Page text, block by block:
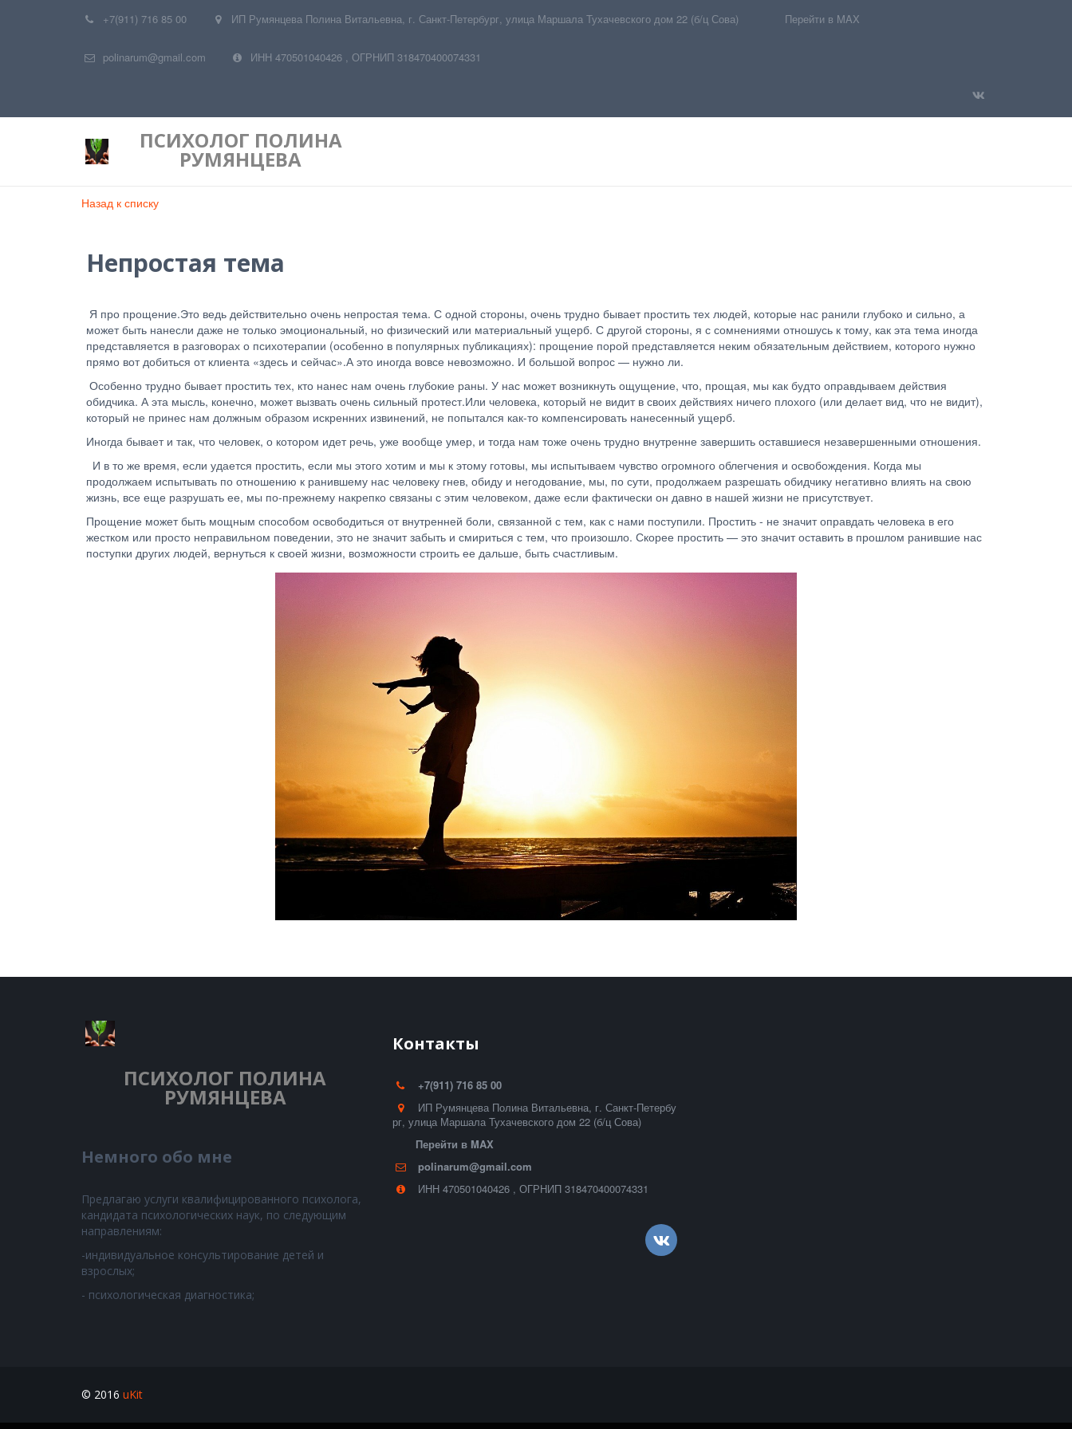
+7(911) 716 85 00 ИП Румянцева Полина Витальевна, г. Санкт-Петербург, улица Маршала Тухачевского дом 22 (б/ц Сова) Перейти в MAX
polinarum@gmail.com ИНН 470501040426 , ОГРНИП 318470400074331
ПСИХОЛОГ ПОЛИНА
РУМЯНЦЕВА
Назад к списку
Непростая тема
Я про прощение.Это ведь действительно очень непростая тема. С одной стороны, очень трудно бывает простить тех людей, которые нас ранили глубоко и сильно, а
может быть нанесли даже не только эмоциональный, но физический или материальный ущерб. С другой стороны, я с сомнениями отношусь к тому, как эта тема иногда
представляется в разговорах о психотерапии (особенно в популярных публикациях): прощение порой представляется неким обязательным действием, которого нужно
прямо вот добиться от клиента «здесь и сейчас».А это иногда вовсе невозможно. И большой вопрос — нужно ли.
Особенно трудно бывает простить тех, кто нанес нам очень глубокие раны. У нас может возникнуть ощущение, что, прощая, мы как будто оправдываем действия
обидчика. А эта мысль, конечно, может вызвать очень сильный протест.Или человека, который не видит в своих действиях ничего плохого (или делает вид, что не видит),
который не принес нам должным образом искренних извинений, не попытался как-то компенсировать нанесенный ущерб.
Иногда бывает и так, что человек, о котором идет речь, уже вообще умер, и тогда нам тоже очень трудно внутренне завершить оставшиеся незавершенными отношения.
И в то же время, если удается простить, если мы этого хотим и мы к этому готовы, мы испытываем чувство огромного облегчения и освобождения. Когда мы
продолжаем испытывать по отношению к ранившему нас человеку гнев, обиду и негодование, мы, по сути, продолжаем разрешать обидчику негативно влиять на свою
жизнь, все еще разрушать ее, мы по-прежнему накрепко связаны с этим человеком, даже если фактически он давно в нашей жизни не присутствует.
Прощение может быть мощным способом освободиться от внутренней боли, связанной с тем, как с нами поступили. Простить - не значит оправдать человека в его
жестком или просто неправильном поведении, это не значит забыть и смириться с тем, что произошло. Скорее простить — это значит оставить в прошлом ранившие нас
поступки других людей, вернуться к своей жизни, возможности строить ее дальше, быть счастливым.
ПСИХОЛОГ ПОЛИНА
РУМЯНЦЕВА
Немного обо мне
Предлагаю услуги квалифицированного психолога,
кандидата психологических наук, по следующим
направлениям:
-индивидуальное консультирование детей и
взрослых;
- психологическая диагностика;
Контакты
+7(911) 716 85 00
ИП Румянцева Полина Витальевна, г. Санкт-Петербу
рг, улица Маршала Тухачевского дом 22 (б/ц Сова)
Перейти в MAX
polinarum@gmail.com
ИНН 470501040426 , ОГРНИП 318470400074331
© 2016 uKit